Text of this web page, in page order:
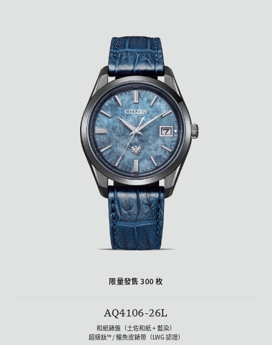
限量發售 300 枚
AQ4106-26L
和紙錶盤（土佐和紙 + 藍染）
超級鈦™ / 鱷魚皮錶帶（LWG 認證）